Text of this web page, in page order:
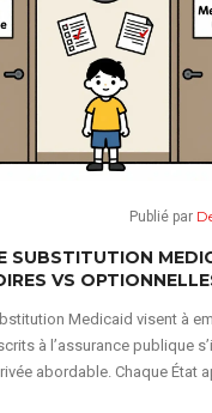
Publié par
SUBSTITUTION
VS
Medicaid visent à
à l’assurance publique
abordable. Chaque État